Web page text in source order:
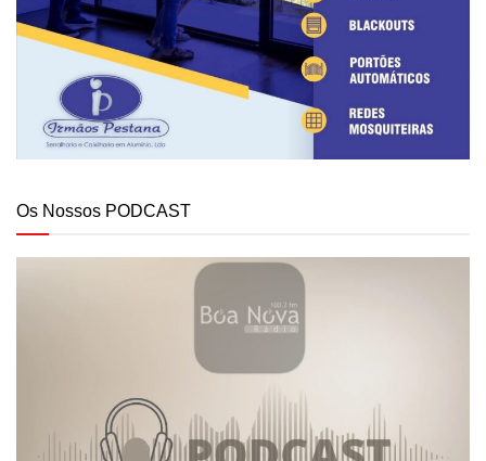
Os Nossos PODCAST